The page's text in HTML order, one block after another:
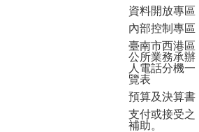
資料開放專區
內部控制專區
臺南市西港區
公所業務承辦
人電話分機一
覽表
預算及決算書
支付或接受之
補助。